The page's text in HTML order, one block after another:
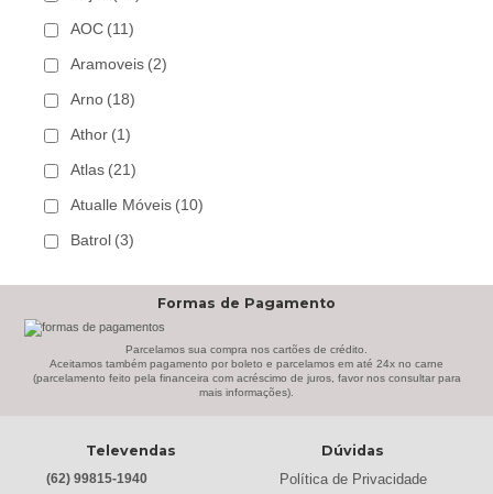
AOC (11)
Aramoveis (2)
Arno (18)
Athor (1)
Atlas (21)
Atualle Móveis (10)
Batrol (3)
Bem Estar Clima (2)
Bem Estar Estofados (3)
Bertolini (2)
Best (9)
Formas de Pagamento
Parcelamos sua compra nos cartões de crédito.
Aceitamos também pagamento por boleto e parcelamos em até 24x no carne
(parcelamento feito pela financeira com acréscimo de juros, favor nos consultar para
mais informações).
Televendas
(62) 99815-1940
Dúvidas
Política de Privacidade